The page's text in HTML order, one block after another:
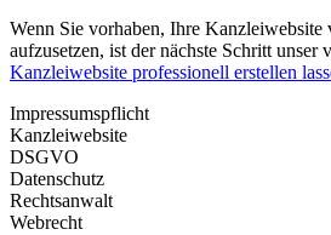
Wenn Sie vorhaben, Ihre Kanzleiwebsite
aufzusetzen, ist der nächste Schritt unser
Kanzleiwebsite professionell erstellen
Impressumspflicht
Kanzleiwebsite
DSGVO
Datenschutz
Rechtsanwalt
Webrecht